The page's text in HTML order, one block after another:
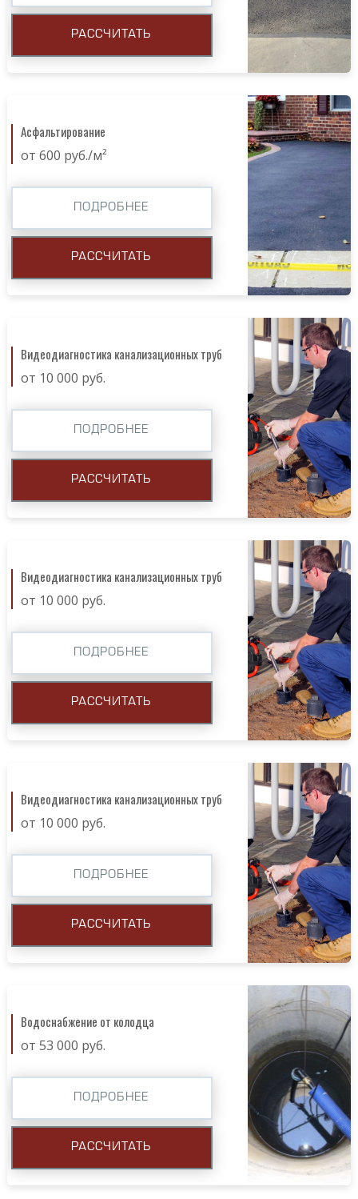
РАССЧИТАТЬ
Асфальтирование
от 600 руб./м²
ПОДРОБНЕЕ
РАССЧИТАТЬ
Видеодиагностика канализационных труб
от 10 000 руб.
ПОДРОБНЕЕ
РАССЧИТАТЬ
Видеодиагностика канализационных труб
от 10 000 руб.
ПОДРОБНЕЕ
РАССЧИТАТЬ
Видеодиагностика канализационных труб
от 10 000 руб.
ПОДРОБНЕЕ
РАССЧИТАТЬ
Водоснабжение от колодца
от 53 000 руб.
ПОДРОБНЕЕ
РАССЧИТАТЬ